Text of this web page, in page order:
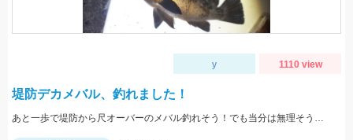
y 1110 view
堤防デカメバル、釣れました！
あと一歩で堤防から尺オーバーのメバル釣れそう！でも当分は無理そうです。